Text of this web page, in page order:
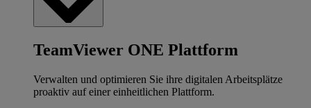
TeamViewer ONE Plattform
Verwalten und optimieren Sie ihre digitalen Arbeitsplätze
proaktiv auf einer einheitlichen Plattform.